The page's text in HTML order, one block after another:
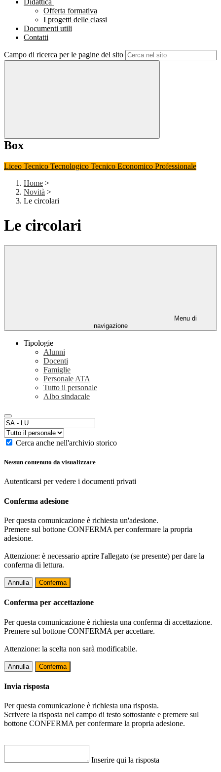
Didattica
Offerta formativa
I progetti delle classi
Documenti utili
Contatti
Campo di ricerca per le pagine del sito
Box
Liceo Tecnico Tecnologico Tecnico Economico Professionale
Home >
Novità >
Le circolari
Le circolari
Menu di
navigazione
Tipologie
Alunni
Docenti
Famiglie
Personale ATA
Tutto il personale
Albo sindacale
Cerca anche nell'archivio storico
Nessun contenuto da visualizzare
Autenticarsi per vedere i documenti privati
Conferma adesione
Per questa comunicazione è richiesta un'adesione.
Premere sul bottone CONFERMA per confermare la propria
adesione.
Attenzione: è necessario aprire l'allegato (se presente) per dare la
conferma di lettura.
Annulla Conferma
Conferma per accettazione
Per questa comunicazione è richiesta una conferma di accettazione.
Premere sul bottone CONFERMA per accettare.
Attenzione: la scelta non sarà modificabile.
Annulla Conferma
Invia risposta
Per questa comunicazione è richiesta una risposta.
Scrivere la risposta nel campo di testo sottostante e premere sul
bottone CONFERMA per confermare la propria adesione.
Inserire qui la risposta